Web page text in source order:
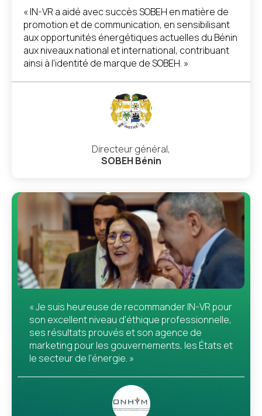
« IN-VR a aidé avec succès SOBEH en matière de
promotion et de communication, en sensibilisant
aux opportunités énergétiques actuelles du Bénin
aux niveaux national et international, contribuant
ainsi à l'identité de marque de SOBEH. »
Directeur général,
SOBEH Bénin
« Je suis heureuse de recommander IN-VR pour
son excellent niveau d'éthique professionnelle,
ses résultats prouvés et son agence de
marketing pour les gouvernements, les États et
le secteur de l'énergie. »